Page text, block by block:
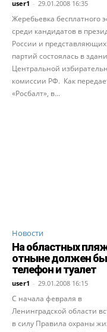
user1 - 29.01.2008 16:35
Жеребьевка бесплатного
среди кандидатов в
России и
партий состоялась в
Центральной
комиссии РФ. Как
«Росбалт», в...
Новости
На областных
отныне должен
телефон и туалет
user1 - 29.01.2008 16:15
С начала февраля в
Ленинградской области
в силу Правила охраны